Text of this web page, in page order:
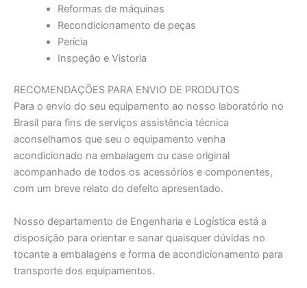
Reformas de máquinas
Recondicionamento de peças
Perícia
Inspeção e Vistoria
RECOMENDAÇÕES PARA ENVIO DE PRODUTOS
Para o envio do seu equipamento ao nosso laboratório no
Brasil para fins de serviços assistência técnica
aconselhamos que seu o equipamento venha
acondicionado na embalagem ou case original
acompanhado de todos os acessórios e componentes,
com um breve relato do defeito apresentado.
Nosso departamento de Engenharia e Logística está a
disposição para orientar e sanar quaisquer dúvidas no
tocante a embalagens e forma de acondicionamento para
transporte dos equipamentos.